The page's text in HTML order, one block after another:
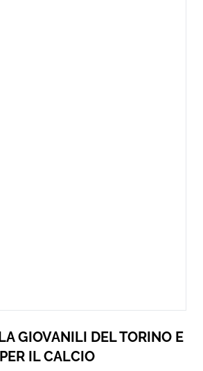
GIOVANILI DEL TORINO E
IL CALCIO